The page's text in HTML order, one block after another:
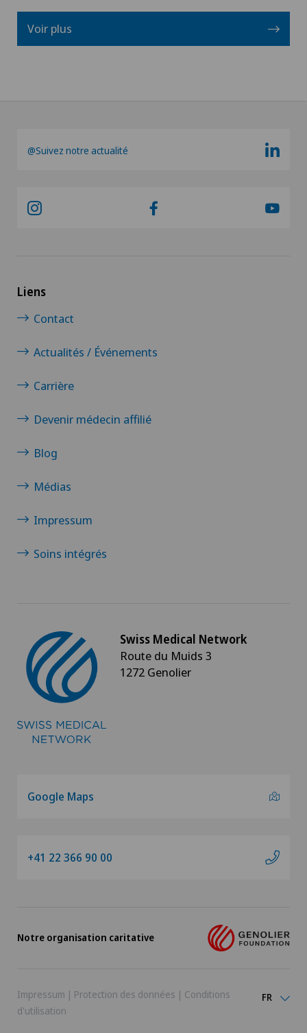
Voir plus
@Suivez notre actualité
Liens
Contact
Actualités / Événements
Carrière
Devenir médecin affilié
Blog
Médias
Impressum
Soins intégrés
Swiss Medical Network
Route du Muids 3
1272 Genolier
Google Maps
+41 22 366 90 00
Notre organisation caritative
Impressum | Protection des données | Conditions
d'utilisation
FR